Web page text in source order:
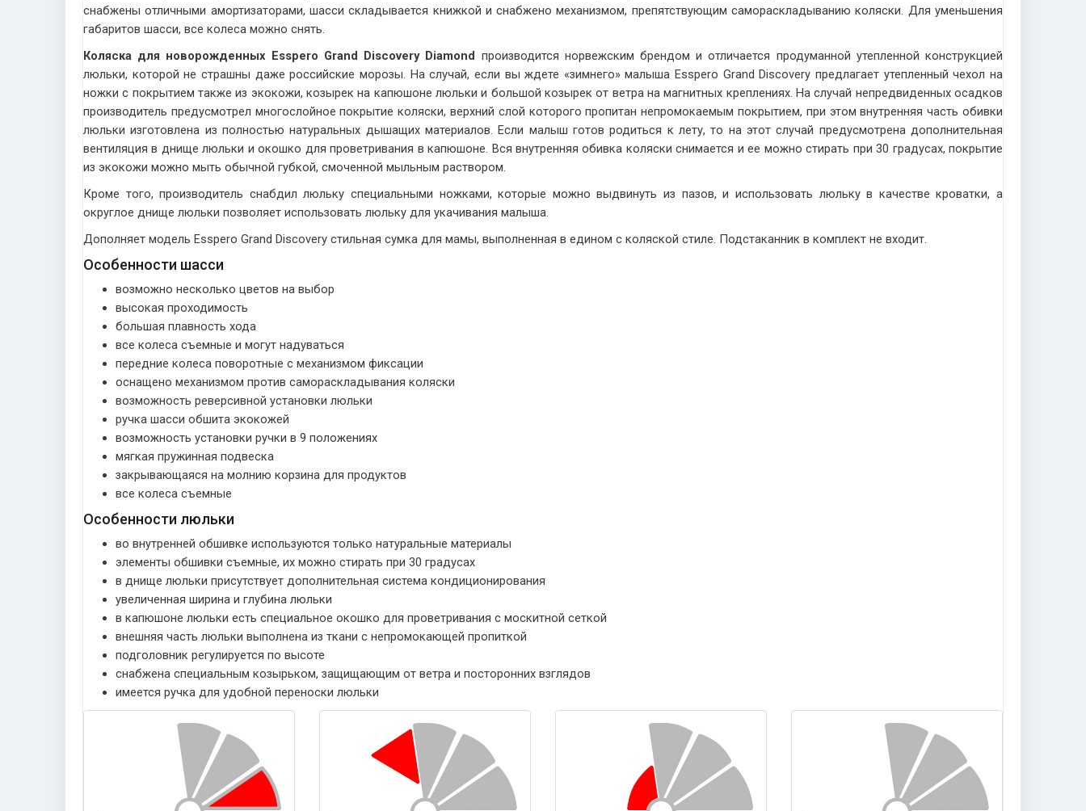
снабжены отличными амортизаторами, шасси складывается книжкой и снабжено механизмом, препятствующим самораскладыванию коляски. Для уменьшения
габаритов шасси, все колеса можно снять.
Коляска для новорожденных Esspero Grand Discovery Diamond производится норвежским брендом и отличается продуманной утепленной конструкцией
люльки, которой не страшны даже российские морозы. На случай, если вы ждете «зимнего» малыша Esspero Grand Discovery предлагает утепленный чехол на
ножки с покрытием также из экокожи, козырек на капюшоне люльки и большой козырек от ветра на магнитных креплениях. На случай непредвиденных осадков
производитель предусмотрел многослойное покрытие коляски, верхний слой которого пропитан непромокаемым покрытием, при этом внутренняя часть обивки
люльки изготовлена из полностью натуральных дышащих материалов. Если малыш готов родиться к лету, то на этот случай предусмотрена дополнительная
вентиляция в днище люльки и окошко для проветривания в капюшоне. Вся внутренняя обивка коляски снимается и ее можно стирать при 30 градусах, покрытие
из экокожи можно мыть обычной губкой, смоченной мыльным раствором.
Кроме того, производитель снабдил люльку специальными ножками, которые можно выдвинуть из пазов, и использовать люльку в качестве кроватки, а
округлое днище люльки позволяет использовать люльку для укачивания малыша.
Дополняет модель Esspero Grand Discovery стильная сумка для мамы, выполненная в едином с коляской стиле. Подстаканник в комплект не входит.
Особенности шасси
возможно несколько цветов на выбор
высокая проходимость
большая плавность хода
все колеса съемные и могут надуваться
передние колеса поворотные с механизмом фиксации
оснащено механизмом против самораскладывания коляски
возможность реверсивной установки люльки
ручка шасси обшита экокожей
возможность установки ручки в 9 положениях
мягкая пружинная подвеска
закрывающаяся на молнию корзина для продуктов
все колеса съемные
Особенности люльки
во внутренней обшивке используются только натуральные материалы
элементы обшивки съемные, их можно стирать при 30 градусах
в днище люльки присутствует дополнительная система кондиционирования
увеличенная ширина и глубина люльки
в капюшоне люльки есть специальное окошко для проветривания с москитной сеткой
внешняя часть люльки выполнена из ткани с непромокающей пропиткой
подголовник регулируется по высоте
снабжена специальным козырьком, защищающим от ветра и посторонних взглядов
имеется ручка для удобной переноски люльки